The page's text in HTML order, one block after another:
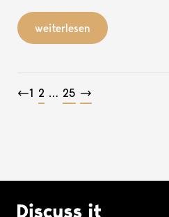
weiterlesen
Beitragsnavigation
←1 2 … 25 →
Logo